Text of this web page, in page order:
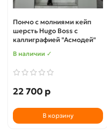
Пончо с молниями кейп
шерсть Hugo Boss с
каллиграфией "Асмодей"
В наличии ✓
22 700 р
В корзину